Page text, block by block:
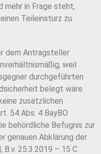
mehr in Frage steht,
Teileinsturz zu
dem Antragsteller
weil
durchgeführten
belegt wäre
zusätzlichen
54 Abs. 4 BayBO
behördliche Befugnis zur
genauen Abklärung der
B.v. 25.3.2019 – 15 C